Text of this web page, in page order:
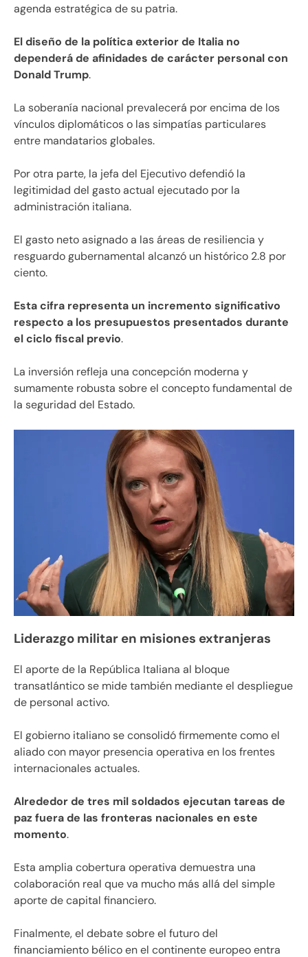
agenda estratégica de su patria.
El diseño de la política exterior de Italia no
dependerá de afinidades de carácter personal con
Donald Trump.
La soberanía nacional prevalecerá por encima de los
vínculos diplomáticos o las simpatías particulares
entre mandatarios globales.
Por otra parte, la jefa del Ejecutivo defendió la
legitimidad del gasto actual ejecutado por la
administración italiana.
El gasto neto asignado a las áreas de resiliencia y
resguardo gubernamental alcanzó un histórico 2.8 por
ciento.
Esta cifra representa un incremento significativo
respecto a los presupuestos presentados durante
el ciclo fiscal previo.
La inversión refleja una concepción moderna y
sumamente robusta sobre el concepto fundamental de
la seguridad del Estado.
Liderazgo militar en misiones extranjeras
El aporte de la República Italiana al bloque
transatlántico se mide también mediante el despliegue
de personal activo.
El gobierno italiano se consolidó firmemente como el
aliado con mayor presencia operativa en los frentes
internacionales actuales.
Alrededor de tres mil soldados ejecutan tareas de
paz fuera de las fronteras nacionales en este
momento.
Esta amplia cobertura operativa demuestra una
colaboración real que va mucho más allá del simple
aporte de capital financiero.
Finalmente, el debate sobre el futuro del
financiamiento bélico en el continente europeo entra